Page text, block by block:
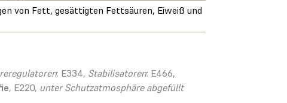
von Fett, gesättigten Fettsäuren, Eiweiß und
: E334, Stabilisatoren: E466,
, E220, unter Schutzatmosphäre abgefüllt